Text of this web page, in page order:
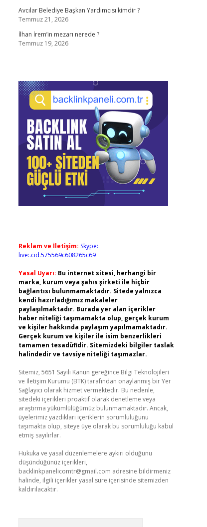
Avcılar Belediye Başkan Yardımcısı kimdir ?
Temmuz 21, 2026
İlhan İrem’in mezarı nerede ?
Temmuz 19, 2026
Reklam ve İletişim: Skype:
live:.cid.575569c608265c69
Yasal Uyarı: Bu internet sitesi, herhangi bir
marka, kurum veya şahıs şirketi ile hiçbir
bağlantısı bulunmamaktadır. Sitede yalnızca
kendi hazırladığımız makaleler
paylaşılmaktadır. Burada yer alan içerikler
haber niteliği taşımamakta olup, gerçek kurum
ve kişiler hakkında paylaşım yapılmamaktadır.
Gerçek kurum ve kişiler ile isim benzerlikleri
tamamen tesadüfidir. Sitemizdeki bilgiler taslak
halindedir ve tavsiye niteliği taşımazlar.
Sitemiz, 5651 Sayılı Kanun gereğince Bilgi Teknolojileri
ve İletişim Kurumu (BTK) tarafından onaylanmış bir Yer
Sağlayıcı olarak hizmet vermektedir. Bu nedenle,
sitedeki içerikleri proaktif olarak denetleme veya
araştırma yükümlülüğümüz bulunmamaktadır. Ancak,
üyelerimiz yazdıkları içeriklerin sorumluluğunu
taşımakta olup, siteye üye olarak bu sorumluluğu kabul
etmiş sayılırlar.
Hukuka ve yasal düzenlemelere aykırı olduğunu
düşündüğünüz içerikleri,
backlinkpanelicomtr@gmail.com adresine bildirmeniz
halinde, ilgili içerikler yasal süre içerisinde sitemizden
kaldırılacaktır.